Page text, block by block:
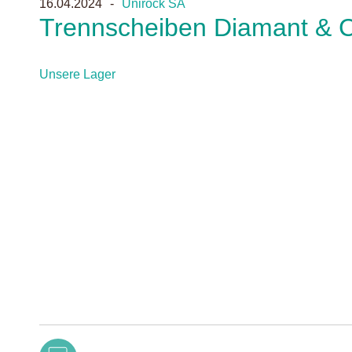
16.04.2024 Unirock SA
Trennscheiben Diamant &
Unsere Lager